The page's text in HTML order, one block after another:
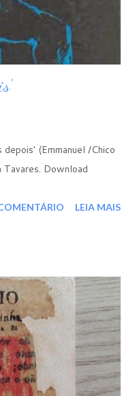
(Emmanuel /Chico
Tavares. Download
LEIA MAIS